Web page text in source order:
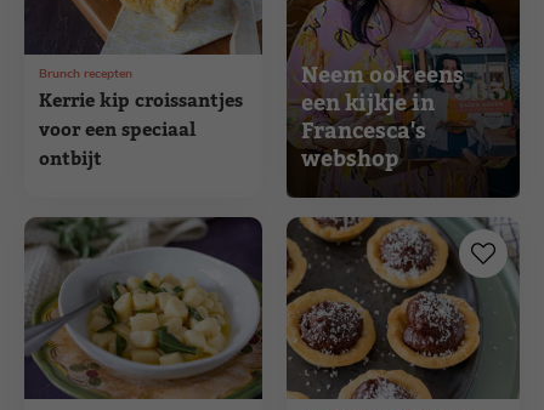
Kerrie kip croissantjes
voor een speciaal
ontbijt
Brunch recepten
Neem ook eens
een kijkje in
Francesca's
webshop